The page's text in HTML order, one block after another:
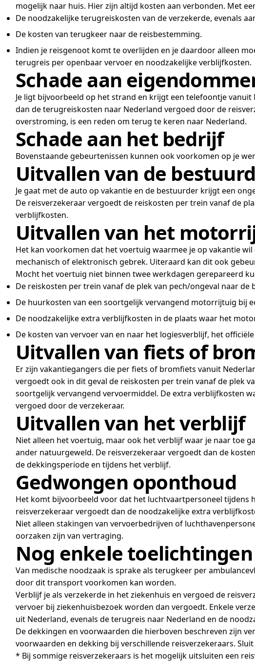
mogelijk naar huis. Hier zijn altijd kosten aan verbonden. Met
De noodzakelijke terugreiskosten van de verzekerde, evenals
De kosten van terugkeer naar de reisbestemming.
Indien je reisgenoot komt te overlijden en je daardoor alleen
terugreis per openbaar vervoer en noodzakelijke verblijfkosten.
Schade aan
Je ligt bijvoorbeeld op het strand en krijgt een telefoontje
dan de terugreiskosten naar Nederland vergoed door de
overstroming, is een reden om terug te keren naar Nederland.
Schade aan het bedrijf
Bovenstaande gebeurtenissen kunnen ook voorkomen op je
Uitvallen van de
Je gaat met de auto op vakantie en de bestuurder krijgt een
De reisverzekeraar vergoedt de reiskosten per trein vanaf de
verblijfkosten.
Uitvallen van het
Het kan voorkomen dat het voertuig waarmee je op vakantie
mechanisch of elektronisch gebrek. Uiteraard kan dit ook
Mocht het voertuig niet binnen twee werkdagen gerepareerd
De reiskosten per trein vanaf de plek van pech/ongeval naar
De huurkosten van een soortgelijk vervangend motorrijtuig bij
De noodzakelijke extra verblijfkosten in de plaats waar het
De kosten van vervoer van en naar het logiesverblijf, het
Uitvallen van fiets of
Er zijn vakantiegangers die per fiets of bromfiets vanuit
vergoedt ook in dit geval de reiskosten per trein vanaf de plek
soortgelijk vervangend vervoermiddel. De extra verblijfkosten
vergoed door de verzekeraar.
Uitvallen van het verblijf
Niet alleen het voertuig, maar ook het verblijf waar je naar toe
ander natuurgeweld. De reisverzekeraar vergoedt dan de
de dekkingsperiode en tijdens het verblijf.
Gedwongen oponthoud
Het komt bijvoorbeeld voor dat het luchtvaartpersoneel tijdens
reisverzekeraar vergoedt dan de noodzakelijke extra
Niet alleen stakingen van vervoerbedrijven of
oorzaken zijn van vertraging.
Nog enkele toelichtingen
Van medische noodzaak is sprake als terugkeer per
door dit transport voorkomen kan worden.
Verblijf je als verzekerde in het ziekenhuis en vergoed de
vervoer bij ziekenhuisbezoek worden dan vergoedt. Enkele
uit Nederland, evenals de terugreis naar Nederland en de
De dekkingen en voorwaarden die hierboven beschreven zijn
voorwaarden en dekking bij verschillende reisverzekeraars.
* Bij sommige reisverzekeraars is het mogelijk uitsluiten een